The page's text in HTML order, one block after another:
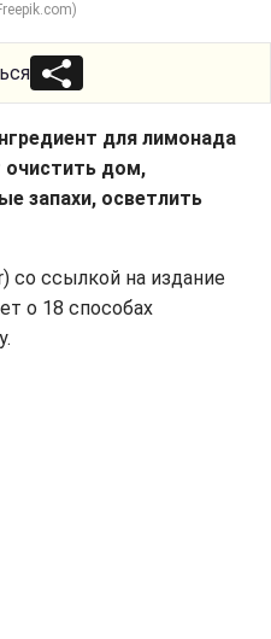
для лимонада
очистить дом,
запахи, осветлить
со ссылкой на издание
о 18 способах